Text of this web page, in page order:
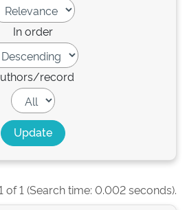
In order
record
of 1 (Search time: 0.002 seconds).